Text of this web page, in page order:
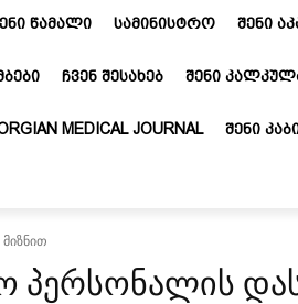
ᲬᲐᲛᲐᲚᲘ ᲡᲐᲛᲘᲜᲘᲡᲢᲠᲝ ᲨᲔᲜᲘ
ᲩᲕᲔᲜ ᲨᲔᲡᲐᲮᲔᲑ ᲨᲔᲜᲘ
MEDICAL JOURNAL ᲨᲔᲜᲘ
პერსონალის